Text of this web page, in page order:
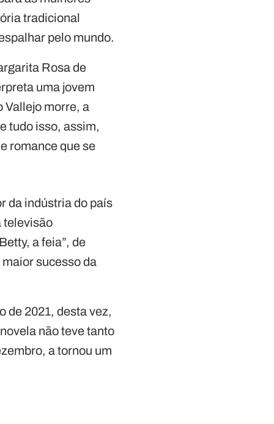
tradicional
pelo mundo.
Rosa de
uma jovem
Vallejo morre, a
tudo isso, assim,
romance que se
da indústria do país
televisão
a feia”, de
sucesso da
de 2021, desta vez,
não teve tanto
a tornou um